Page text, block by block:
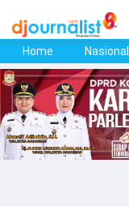
Home
Nasional
News
Home Nasional